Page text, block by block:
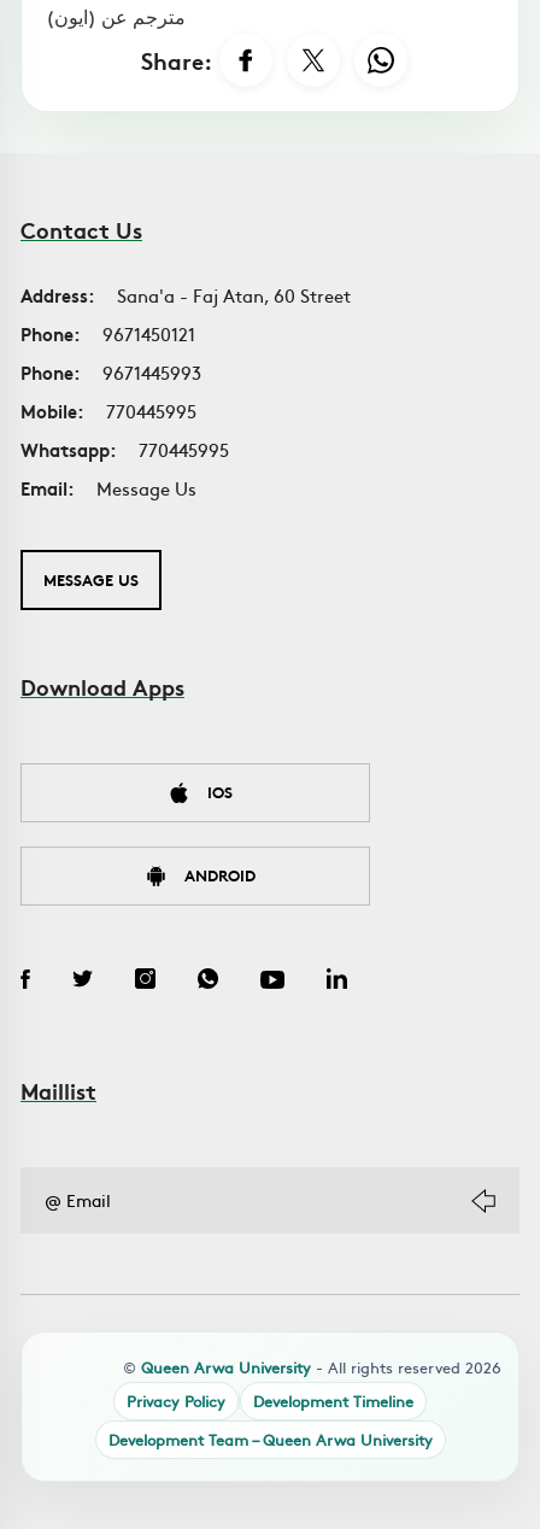
مترجم عن (ايون)
Share:
Contact Us
Address:
Sana'a - Faj Atan, 60 Street
Phone:
9671450121
Phone:
9671445993
Mobile:
770445995
Whatsapp:
770445995
Email:
Message Us
MESSAGE US
Download Apps
IOS
ANDROID
Maillist
© Queen Arwa University - All rights reserved 2026
Privacy Policy
Development Timeline
Development Team – Queen Arwa University